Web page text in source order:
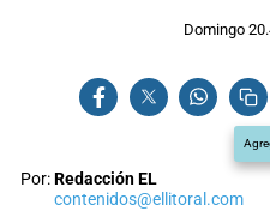
Domingo
Por:Redacción EL
contenidos@ellitoral.com